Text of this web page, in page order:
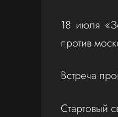
18 июля
против
Встреча
Стартовый